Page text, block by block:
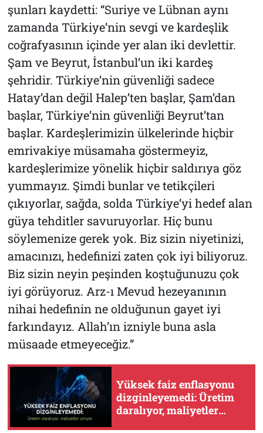
şunları kaydetti: “Suriye ve Lübnan aynı
zamanda Türkiye’nin sevgi ve kardeşlik
coğrafyasının içinde yer alan iki devlettir.
Şam ve Beyrut, İstanbul’un iki kardeş
şehridir. Türkiye’nin güvenliği sadece
Hatay’dan değil Halep’ten başlar, Şam’dan
başlar, Türkiye’nin güvenliği Beyrut’tan
başlar. Kardeşlerimizin ülkelerinde hiçbir
emrivakiye müsamaha göstermeyiz,
kardeşlerimize yönelik hiçbir saldırıya göz
yummayız. Şimdi bunlar ve tetikçileri
çıkıyorlar, sağda, solda Türkiye’yi hedef alan
güya tehditler savuruyorlar. Hiç bunu
söylemenize gerek yok. Biz sizin niyetinizi,
amacınızı, hedefinizi zaten çok iyi biliyoruz.
Biz sizin neyin peşinden koştuğunuzu çok
iyi görüyoruz. Arz-ı Mevud hezeyanının
nihai hedefinin ne olduğunun gayet iyi
farkındayız. Allah’ın izniyle buna asla
müsaade etmeyeceğiz.”
Yüksek faiz enflasyonu
dizginleyemedi: Üretim
daralıyor, maliyetler